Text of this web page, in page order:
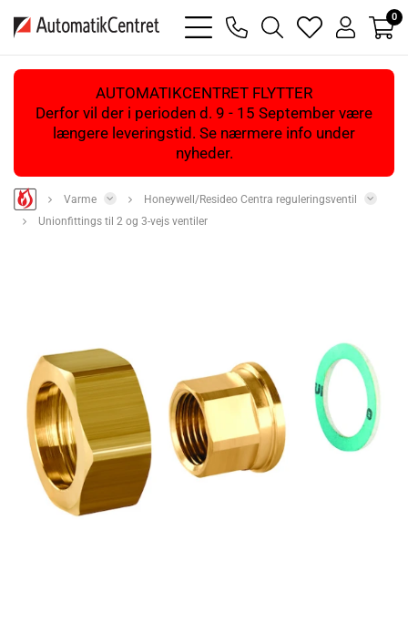
bars
light
phone
magnifying
glass
heart
light
user
light
0
AUTOMATIKCENTRET FLYTTER
Derfor vil der i perioden d. 9 - 15 September være
længere leveringstid. Se nærmere info under
nyheder.
Varme
Honeywell/Resideo Centra reguleringsventil
Unionfittings til 2 og 3-vejs ventiler